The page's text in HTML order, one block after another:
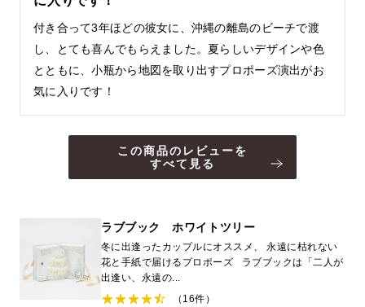
付き合って3年ほどの彼女に、沖縄の離島のビーチで渡
し、とても喜んでもらえました。夏らしいデザインや色
とともに、小瓶から地図を取り出すプロポーズ演出がお
気に入りです！
この商品のレビューを
すべて見る
ラブブック ホワイトツリー
冬に出逢ったカップルにオススメ、 永遠に枯れない
花と手紙で届けるプロポーズ ラブブックは「二人が
出逢い、永遠の...
（16件）